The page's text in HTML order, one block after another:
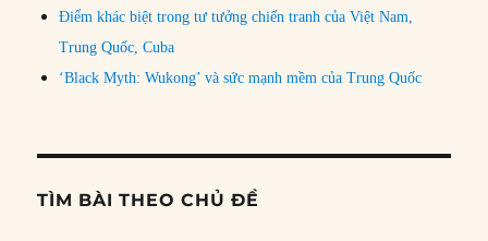
Điểm khác biệt trong tư tưởng chiến tranh của Việt Nam,
Trung Quốc, Cuba
‘Black Myth: Wukong’ và sức mạnh mềm của Trung Quốc
TÌM BÀI THEO CHỦ ĐỀ